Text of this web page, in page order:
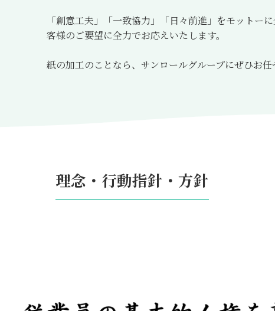
「創意工夫」「一致協力」「日々前進」をモットー
客様のご要望に全力でお応えいたします。
紙の加工のことなら、サンロールグループにぜひお任
理念・行動指針・方針